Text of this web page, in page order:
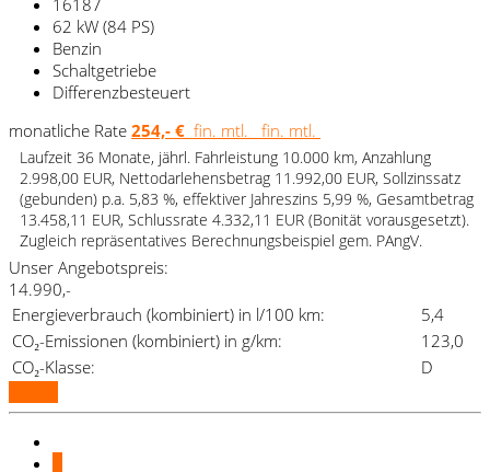
16187
62 kW (84 PS)
Benzin
Schaltgetriebe
Differenzbesteuert
monatliche Rate 254,- € fin. mtl. fin. mtl.
Laufzeit 36 Monate, jährl. Fahrleistung 10.000 km, Anzahlung
2.998,00 EUR, Nettodarlehensbetrag 11.992,00 EUR, Sollzinssatz
(gebunden) p.a. 5,83 %, effektiver Jahreszins 5,99 %, Gesamtbetrag
13.458,11 EUR, Schlussrate 4.332,11 EUR (Bonität vorausgesetzt).
Zugleich repräsentatives Berechnungsbeispiel gem. PAngV.
Unser Angebotspreis:
14.990,-
Energieverbrauch (kombiniert) in l/100 km:
5,4
CO₂-Emissionen (kombiniert) in g/km:
123,0
CO₂-Klasse:
D